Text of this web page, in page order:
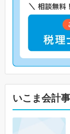
いこま会計